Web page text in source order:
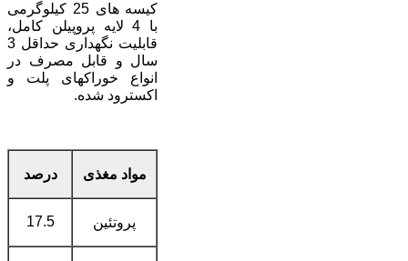
کيسه­ های 25 کيلوگرمی
با 4 لايه پروپيلن کامل،
قابليت نگهداری حداقل 3
سال و قابل مصرف در
انواع خوراک­های پلت و
اکسترود شده.
مواد مغذی درصد
پروتئين 17.5